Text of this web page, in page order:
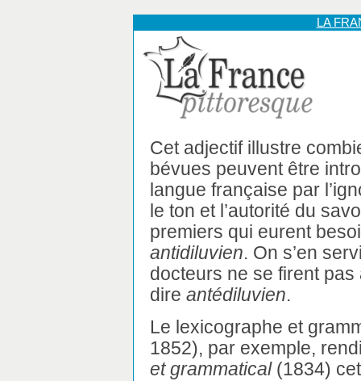
LA
Cet adjectif illustre
bévues peuvent être
langue française par
le ton et l’autorité du
premiers qui eurent
antidiluvien. On s’en
docteurs ne se firent pas
dire antédiluvien.
Le lexicographe et
1852), par exemple,
et grammatical(1834)